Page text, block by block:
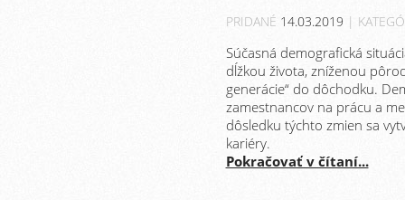
PRIDANÉ 14.03.2019 |
Súčasná demografická
dĺžkou života, zníženou
generácie“ do dôchodku.
zamestnancov na prácu a
dôsledku týchto zmien sa
kariéry.
Pokračovať v čítaní...